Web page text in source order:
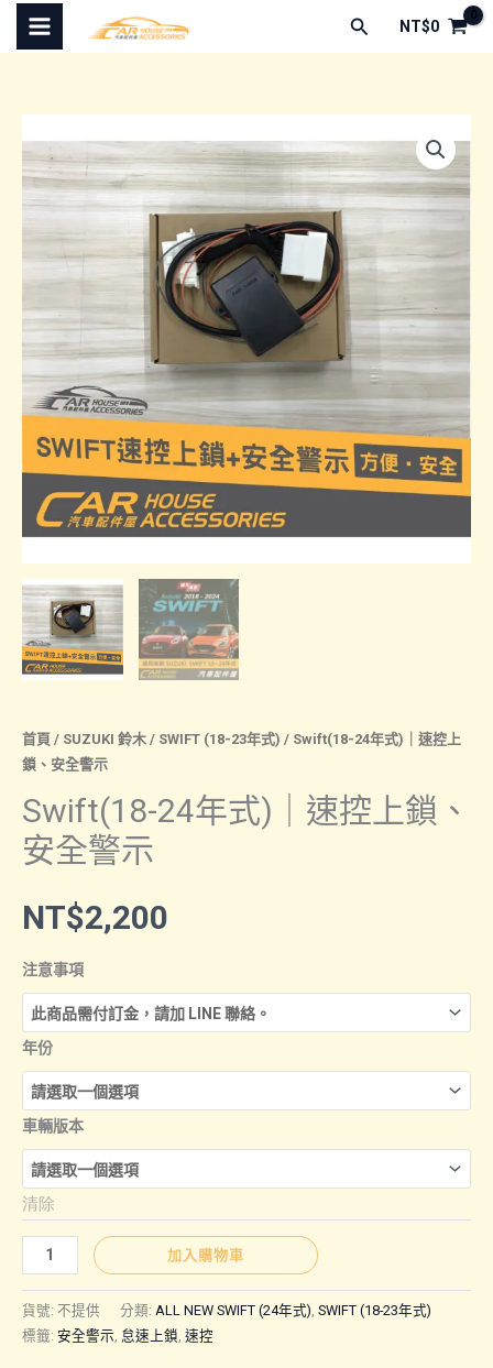
搜
尋
NT$0
首頁 / SUZUKI 鈴木 / SWIFT (18-23年式) / Swift(18-24年式)｜速控上
鎖、安全警示
Swift(18-24年式)｜速控上鎖、
安全警示
NT$2,200
注意事項
年份
車輛版本
清除
Swift(18-
24
年
式)
加入購物車
貨號: 不提供 分類: ALL NEW SWIFT (24年式) SWIFT (18-23年式)
標籤: 安全警示 怠速上鎖 速控